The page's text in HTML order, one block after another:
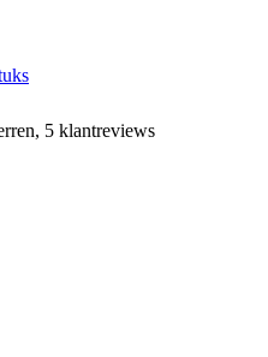
5 klantreviews